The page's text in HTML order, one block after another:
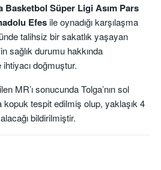
Basketbol Süper Ligi Asım Pars
Efesile oynadığı karşılaşma
talihsiz bir sakatlık yaşayan
sağlık durumu hakkında
doğmuştur.
MR’ı sonucunda Tolga’nın sol
kopuk tespit edilmiş olup, yaklaşık 4
bildirilmiştir.